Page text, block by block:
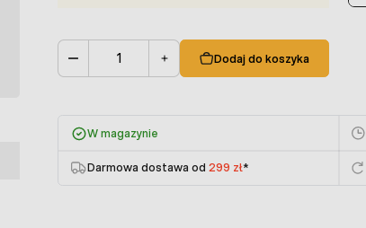
Dodaj do koszyka
W magazynie
Darmowa dostawa od 299 zł*